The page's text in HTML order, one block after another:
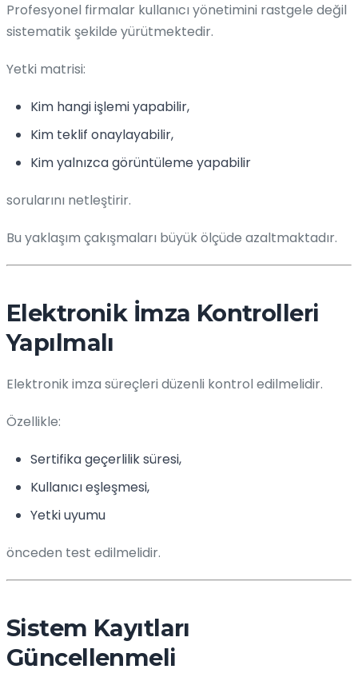
Profesyonel firmalar kullanıcı yönetimini rastgele değil
sistematik şekilde yürütmektedir.
Yetki matrisi:
Kim hangi işlemi yapabilir,
Kim teklif onaylayabilir,
Kim yalnızca görüntüleme yapabilir
sorularını netleştirir.
Bu yaklaşım çakışmaları büyük ölçüde azaltmaktadır.
Elektronik İmza Kontrolleri
Yapılmalı
Elektronik imza süreçleri düzenli kontrol edilmelidir.
Özellikle:
Sertifika geçerlilik süresi,
Kullanıcı eşleşmesi,
Yetki uyumu
önceden test edilmelidir.
Sistem Kayıtları
Güncellenmeli